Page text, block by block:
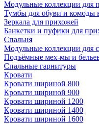
Модульные коллекции для
Тумбы для обуви и комоды
Зеркала для прихожей
Банкетки и пуфики для
Спальня
Модульные коллекции для
Подъёмные мех-мы и
Спальные гарнитуры
Кровати
Кровати шириной 800
Кровати шириной 900
Кровати шириной 1200
Кровати шириной 1400
Кровати шириной 1600